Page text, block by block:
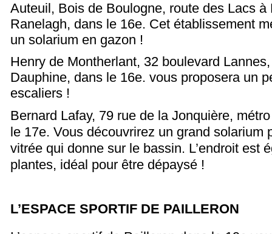
Auteuil, Bois de Boulogne, route des Lacs à
Ranelagh, dans le 16e. Cet établissement
un solarium en gazon !
Henry de Montherlant, 32 boulevard
Dauphine, dans le 16e. vous proposera un
escaliers !
Bernard Lafay, 79 rue de la Jonquière,
le 17e. Vous découvrirez un grand solarium
vitrée qui donne sur le bassin. L’endroit est
plantes, idéal pour être dépaysé !
L’ESPACE SPORTIF DE PAILLERON